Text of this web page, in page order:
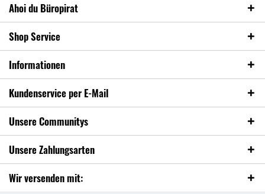
Ahoi du Büropirat
Shop Service
Informationen
Kundenservice per E-Mail
Unsere Communitys
Unsere Zahlungsarten
Wir versenden mit: